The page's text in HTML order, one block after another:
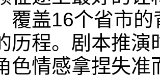
覆盖16个省市
历程。剧本推演
色情感拿捏失